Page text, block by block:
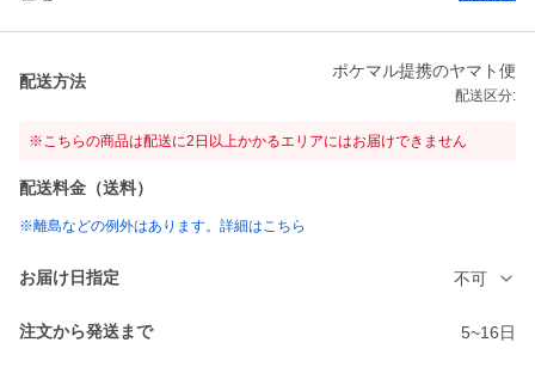
配送方法
ポケマル提携のヤマト便
配送区分:
※こちらの商品は配送に2日以上かかるエリアにはお届けできません
配送料金（送料）
※離島などの例外はあります。詳細はこちら
お届け日指定 不可
注文から発送まで 5~16日